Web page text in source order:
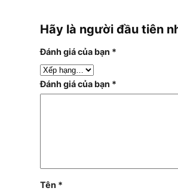
Hãy là người đầu tiên
Đánh giá của bạn *
Đánh giá của bạn *
Tên *